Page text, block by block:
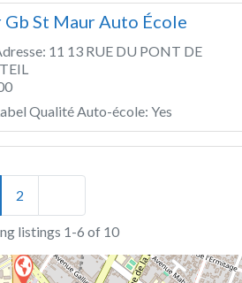
Gb St Maur Auto École
11 13 RUE DU PONT DE
Qualité Auto-école: Yes
navigation
2
listings 1-6 of 10